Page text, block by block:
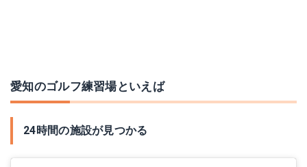
愛知のゴルフ練習場といえば
24時間の施設が見つかる